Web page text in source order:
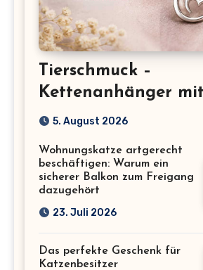
Tierschmuck –
Kettenanhänger mit
Katzenmotiv für
5. August 2026
Wohnungskatze artgerecht
beschäftigen: Warum ein
sicherer Balkon zum Freigang
dazugehört
23. Juli 2026
Das perfekte Geschenk für
Katzenbesitzer